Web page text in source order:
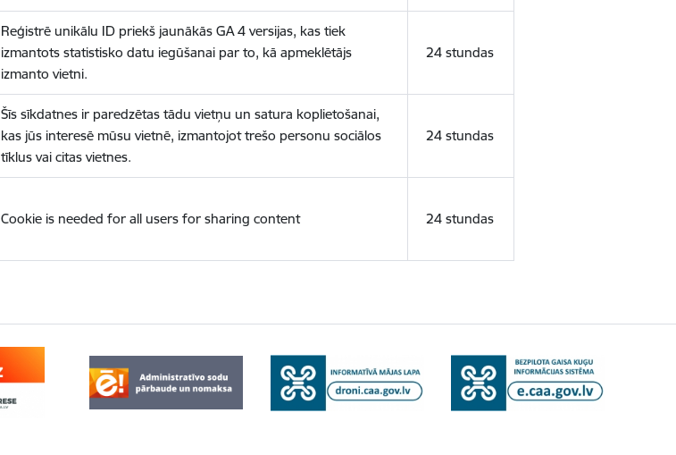
Reģistrē unikālu ID priekš jaunākās GA 4 versijas, kas tiek
izmantots statistisko datu iegūšanai par to, kā apmeklētājs
izmanto vietni.
24 stundas
Šīs sīkdatnes ir paredzētas tādu vietņu un satura koplietošanai,
kas jūs interesē mūsu vietnē, izmantojot trešo personu sociālos
tīklus vai citas vietnes.
24 stundas
Cookie is needed for all users for sharing content 24 stundas